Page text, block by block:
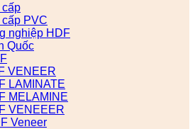
PVC
nghiệp HDF
Quốc
VENEER
LAMINATE
MELAMINE
VENEEER
Veneer